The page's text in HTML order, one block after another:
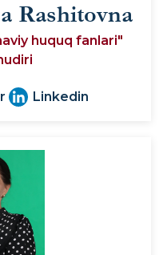
Rashitovna
huquq fanlari"
Linkedin